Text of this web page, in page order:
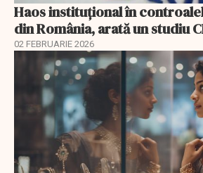
Haos instituțional în
din România, arată un studiu
02 FEBRUARIE 2026